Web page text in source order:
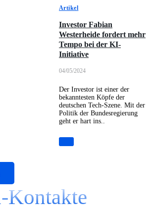
Artikel
Investor Fabian
Westerheide fordert mehr
Tempo bei der KI-
Initiative
04/05/2024
Der Investor ist einer der
bekanntesten Köpfe der
deutschen Tech-Szene. Mit der
Politik der Bundesregierung
geht er hart ins..
Kontakte